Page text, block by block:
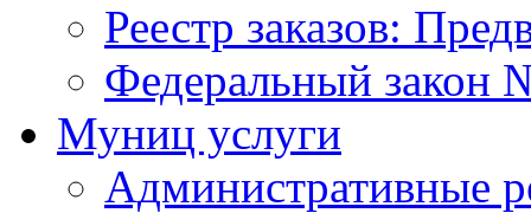
Реестр заказов:
Федеральный закон
Муниц услуги
Административные